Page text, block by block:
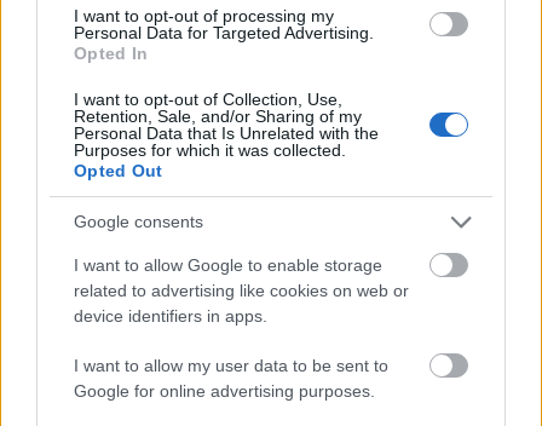
I want to opt-out of processing my
Personal Data for Targeted Advertising.
Opted In
I want to opt-out of Collection, Use,
Retention, Sale, and/or Sharing of my
Personal Data that Is Unrelated with the
Purposes for which it was collected.
Opted Out
Google consents
I want to allow Google to enable storage
related to advertising like cookies on web or
device identifiers in apps.
I want to allow my user data to be sent to
Google for online advertising purposes.
formabontó koncertekre kerül soraz Opus Jazz Clubban.
tovább